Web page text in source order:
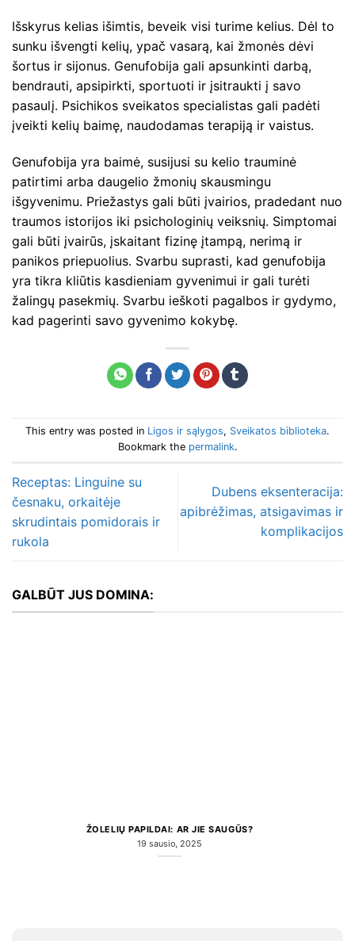
Išskyrus kelias išimtis, beveik visi turime kelius. Dėl to
sunku išvengti kelių, ypač vasarą, kai žmonės dėvi
šortus ir sijonus. Genufobija gali apsunkinti darbą,
bendrauti, apsipirkti, sportuoti ir įsitraukti į savo
pasaulį. Psichikos sveikatos specialistas gali padėti
įveikti kelių baimę, naudodamas terapiją ir vaistus.
Genufobija yra baimė, susijusi su kelio trauminė
patirtimi arba daugelio žmonių skausmingu
išgyvenimu. Priežastys gali būti įvairios, pradedant nuo
traumos istorijos iki psichologinių veiksnių. Simptomai
gali būti įvairūs, įskaitant fizinę įtampą, nerimą ir
panikos priepuolius. Svarbu suprasti, kad genufobija
yra tikra kliūtis kasdieniam gyvenimui ir gali turėti
žalingų pasekmių. Svarbu ieškoti pagalbos ir gydymo,
kad pagerinti savo gyvenimo kokybę.
This entry was posted in Ligos ir sąlygos, Sveikatos biblioteka.
Bookmark the permalink.
Receptas: Linguine su
česnaku, orkaitėje
skrudintais pomidorais ir
rukola
Dubens eksenteracija:
apibrėžimas, atsigavimas ir
komplikacijos
GALBŪT JUS DOMINA:
ŽOLELIŲ PAPILDAI: AR JIE SAUGŪS?
19 sausio, 2025